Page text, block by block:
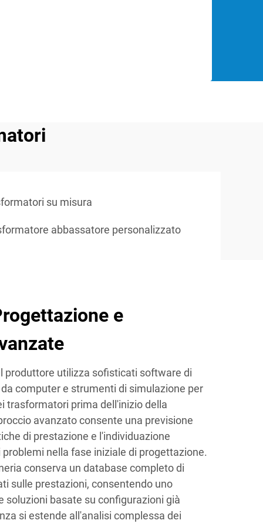
su misura
abbassatore personalizzato
e
produttore utilizza sofisticati software di
computer e strumenti di simulazione per
trasformatori prima dell'inizio della
avanzato consente una previsione
di prestazione e l'individuazione
nella fase iniziale di progettazione.
conserva un database completo di
sulle prestazioni, consentendo uno
soluzioni basate su configurazioni già
si estende all'analisi complessa dei